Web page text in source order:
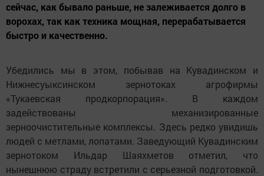
сейчас, как бывало раньше, не залеживается долго в
ворохах, так как техника мощная, перерабатывается
быстро и качественно.
Убедились мы в этом, побывав на Кувадинском и
Нижнесуыксинском зернотоках агрофирмы
«Тукаевская продкорпорация». В каждом
задействованы механизированные
зерноочистительные комплексы. Здесь редко увидишь
людей с метлами, лопатами. Заведующий Кувадинским
зернотоком Ильдар Шаяхметов отметил, что
нынешнюю страду встретили с серьезной подготовкой.